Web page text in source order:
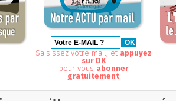
Saisissez votre mail, et appuyez
sur OK
pour vous abonner
gratuitement